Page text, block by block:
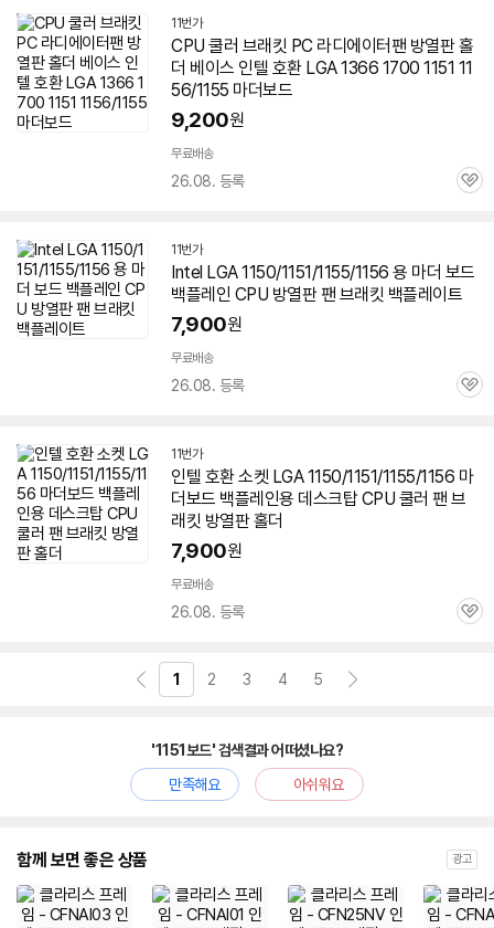
11번가
CPU 쿨러 브래킷 PC 라디에이터팬 방열판 홀
더 베이스 인텔 호환 LGA 1366 1700 1151 11
56/1155 마더보드
9,200원
무료배송
26.08. 등록
관
11번가
Intel LGA 1150/1151/1155/1156 용 마더 보드
백플레인 CPU 방열판 팬 브래킷 백플레이트
7,900원
무료배송
26.08. 등록
관
11번가
인텔 호환 소켓 LGA 1150/1151/1155/1156 마
더보드 백플레인용 데스크탑 CPU 쿨러 팬 브
래킷 방열판 홀더
7,900원
무료배송
26.08. 등록
관
1 2 3 4 5
'1151보드' 검색결과 어떠셨나요?
만족해요
아쉬워요
함께 보면 좋은 상품 광고